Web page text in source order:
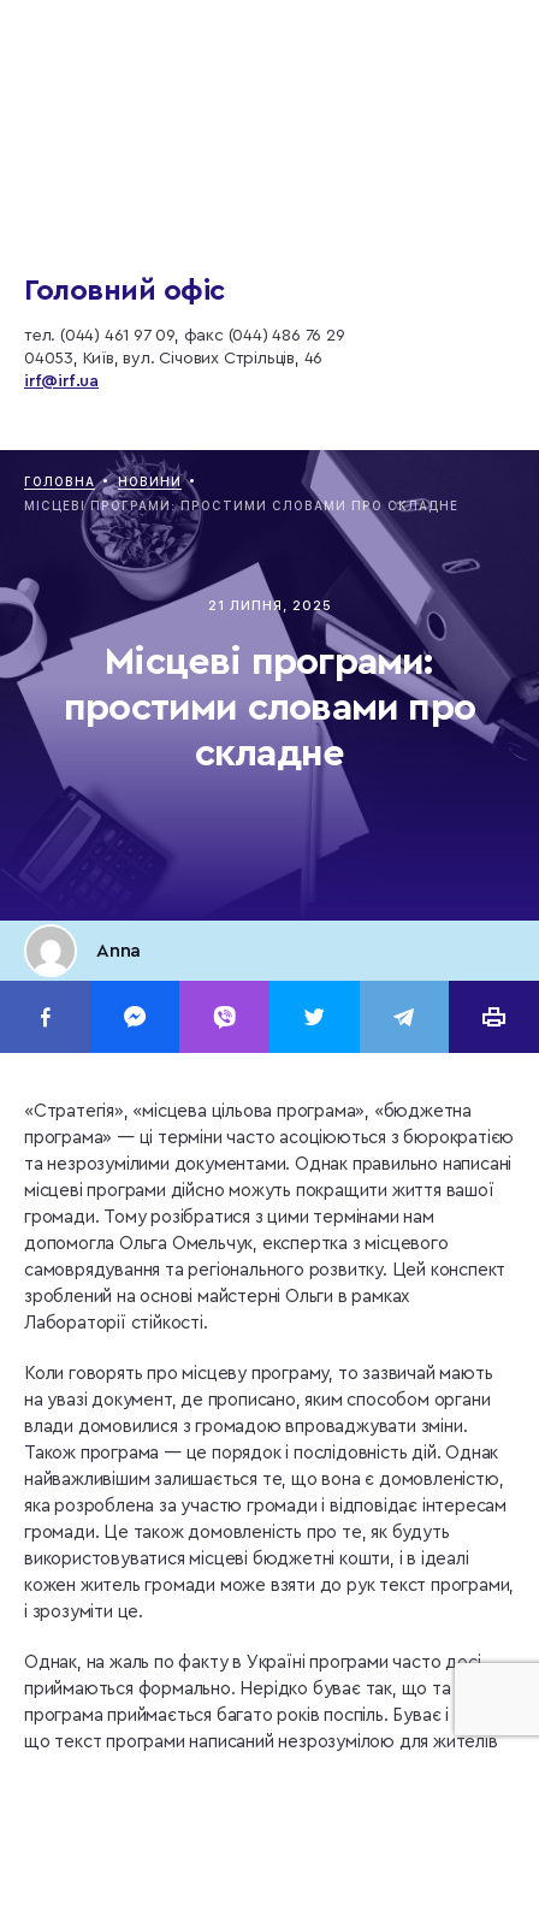
Головний офіс
тел. (044) 461 97 09, факс (044) 486 76 29
04053, Київ, вул. Січових Стрільців, 46
irf@irf.ua
ГОЛОВНА
НОВИНИ
МІСЦЕВІ ПРОГРАМИ: ПРОСТИМИ СЛОВАМИ ПРО СКЛАДНЕ
21 ЛИПНЯ, 2025
Місцеві програми:
простими словами про
складне
Anna
«Стратегія», «місцева цільова програма», «бюджетна
програма» — ці терміни часто асоціюються з бюрократією
та незрозумілими документами. Однак правильно написані
місцеві програми дійсно можуть покращити життя вашої
громади. Тому розібратися з цими термінами нам
допомогла Ольга Омельчук, експертка з місцевого
самоврядування та регіонального розвитку. Цей конспект
зроблений на основі майстерні Ольги в рамках
Лабораторії стійкості.
Коли говорять про місцеву програму, то зазвичай мають
на увазі документ, де прописано, яким способом органи
влади домовилися з громадою впроваджувати зміни.
Також програма — це порядок і послідовність дій. Однак
найважливішим залишається те, що вона є домовленістю,
яка розроблена за участю громади і відповідає інтересам
громади. Це також домовленість про те, як будуть
використовуватися місцеві бюджетні кошти, і в ідеалі
кожен житель громади може взяти до рук текст програми,
і зрозуміти це.
Однак, на жаль по факту в Україні програми часто досі
приймаються формально. Нерідко буває так, що та сама
програма приймається багато років поспіль. Буває і так,
що текст програми написаний незрозумілою для жителів